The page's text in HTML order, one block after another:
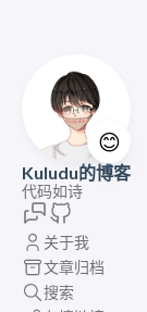
😊
Kuludu的博客
代码如诗
关于我
文章归档
搜索